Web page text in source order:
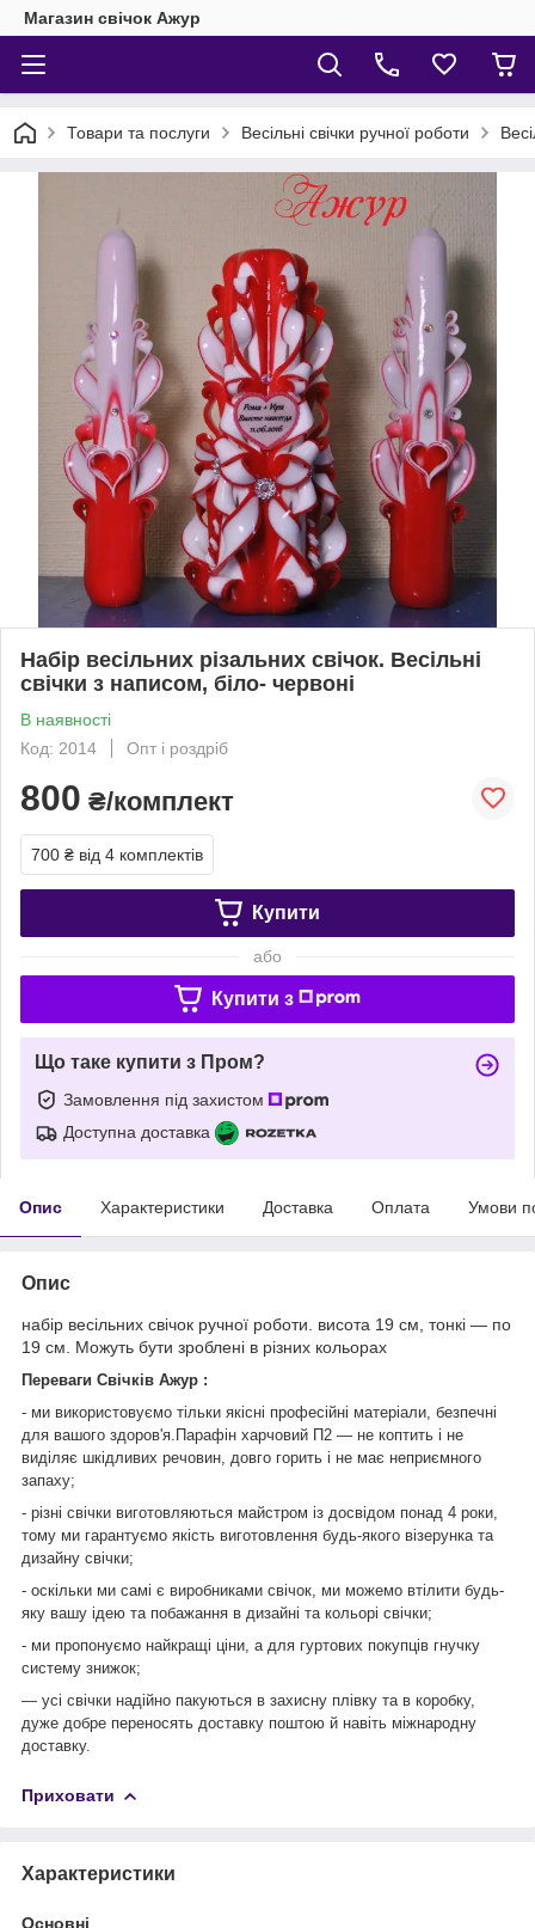
Магазин свічок Ажур
Товари та послуги Весільні свічки ручної роботи
Набір весільних різальних свічок. Весільні
свічки з написом, біло- червоні
В наявності
Код: 2014
Опт і роздріб
800 ₴/комплект
700 ₴ від 4 комплектів
Купити
або
Купити з
Що таке купити з Пром?
Замовлення під захистом
Доступна доставка
Опис Характеристики Доставка Оплата Умови
Опис
набір весільних свічок ручної роботи. висота 19 см, тонкі — по
19 см. Можуть бути зроблені в різних кольорах
Переваги Свічків Ажур :
- ми використовуємо тільки якісні професійні матеріали, безпечні
для вашого здоров'я.Парафін харчовий П2 — не коптить і не
виділяє шкідливих речовин, довго горить і не має неприємного
запаху;
- різні свічки виготовляються майстром із досвідом понад 4 роки,
тому ми гарантуємо якість виготовлення будь-якого візерунка та
дизайну свічки;
- оскільки ми самі є виробниками свічок, ми можемо втілити будь-
яку вашу ідею та побажання в дизайні та кольорі свічки;
- ми пропонуємо найкращі ціни, а для гуртових покупців гнучку
систему знижок;
— усі свічки надійно пакуються в захисну плівку та в коробку,
дуже добре переносять доставку поштою й навіть міжнародну
доставку.
Приховати
Характеристики
Основні